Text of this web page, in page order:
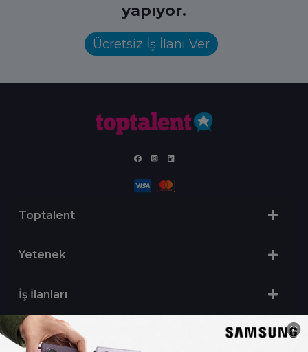
yapıyor.
Ücretsiz İş İlanı Ver
Toptalent
Yetenek
İş İlanları
Sertifika Programları